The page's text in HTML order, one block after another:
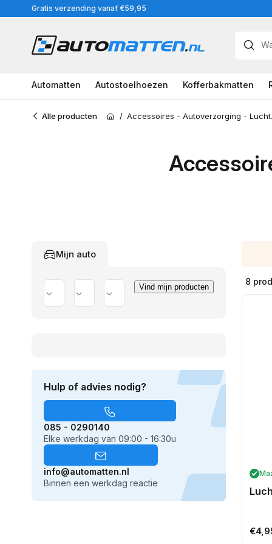
naar
Gratis verzending vanaf €59,95
Automatten Autostoelhoezen Kofferbakmatten
Home
Alle producten /
Mijn auto
Model Uitvoering
Vind mijn producten
Hulp of advies nodig?
085 - 0290140
Elke werkdag van 09:00 - 16:30u
info@automatten.nl
Binnen een werkdag reactie
8